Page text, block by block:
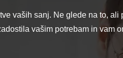
vaših sanj. Ne glede na to,
vašim potrebam in vam